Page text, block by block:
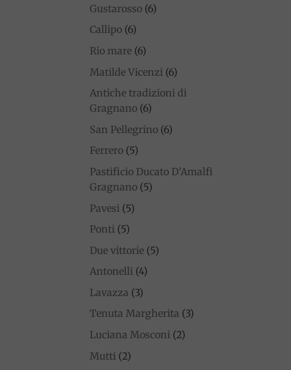
Gustarosso (6)
Callipo (6)
Rio mare (6)
Matilde Vicenzi (6)
Antiche tradizioni di
Gragnano (6)
San Pellegrino (6)
Ferrero (5)
Pastificio Ducato D'Amalfi
Gragnano (5)
Pavesi (5)
Ponti (5)
Due vittorie (5)
Antonelli (4)
Lavazza (3)
Tenuta Margherita (3)
Luciana Mosconi (2)
Mutti (2)